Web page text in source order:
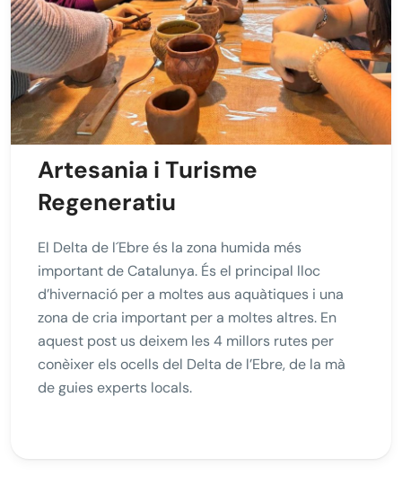
Artesania i Turisme
Regeneratiu
El Delta de l´Ebre és la zona humida més
important de Catalunya. És el principal lloc
d’hivernació per a moltes aus aquàtiques i una
zona de cria important per a moltes altres. En
aquest post us deixem les 4 millors rutes per
conèixer els ocells del Delta de l’Ebre, de la mà
de guies experts locals.